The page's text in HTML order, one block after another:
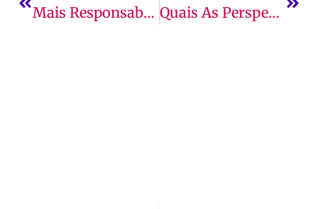
Mais Responsabilidade: Chegou A Fase Das Provas! Quais As Perspectivas Da Fisioterapia No Mercado De Trabalho?